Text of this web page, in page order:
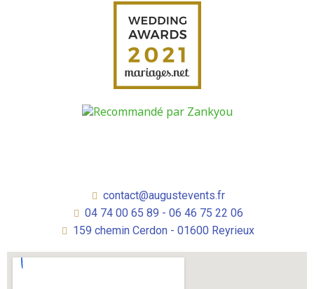
contact@augustevents.fr
04 74 00 65 89 - 06 46 75 22 06
159 chemin Cerdon - 01600 Reyrieux